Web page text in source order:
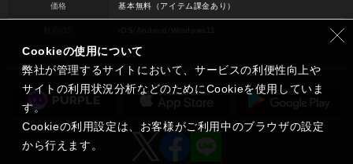
価格 基本無料（アイテム課金あり）
開発 NC
Cookieの使用について
弊社が管理するサイトにおいて、サービスの利便性向上や
サイトの利用状況分析などのためにCookieを使用していま
す。
Cookieの利用設定は、お客様がご利用中のブラウザの設定
から行えます。